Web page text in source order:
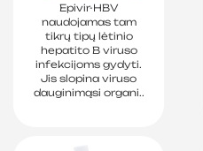
Epivir-HBV
naudojamas tam
tikrų tipų lėtinio
hepatito B viruso
infekcijoms gydyti.
Jis slopina viruso
dauginimąsi organi..